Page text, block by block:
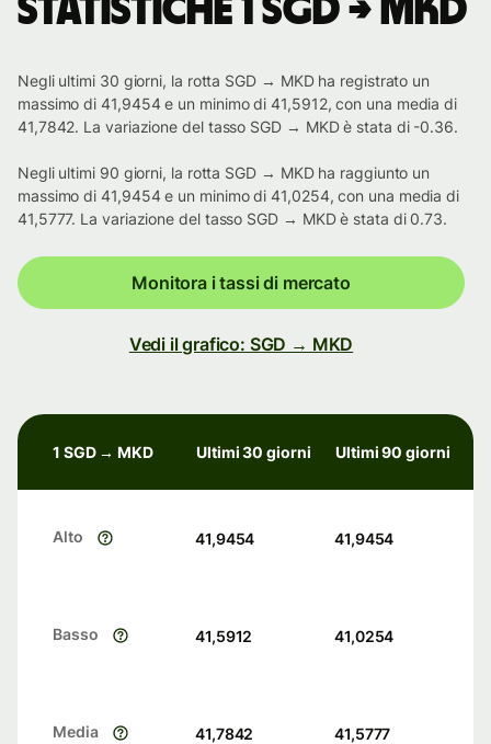
Statistiche 1 SGD → MKD
Negli ultimi 30 giorni, la rotta SGD → MKD ha registrato un
massimo di 41,9454 e un minimo di 41,5912, con una media di
41,7842. La variazione del tasso SGD → MKD è stata di -0.36.
Negli ultimi 90 giorni, la rotta SGD → MKD ha raggiunto un
massimo di 41,9454 e un minimo di 41,0254, con una media di
41,5777. La variazione del tasso SGD → MKD è stata di 0.73.
Monitora i tassi di mercato
Vedi il grafico: SGD → MKD
1 SGD → MKD Ultimi 30 giorni Ultimi 90 giorni
Alto 41,9454 41,9454
Basso 41,5912 41,0254
Media 41,7842 41,5777